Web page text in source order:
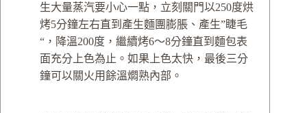
生大量蒸汽要小心一點，立刻關門以250度烘
烤5分鐘左右直到產生麵團膨脹、產生”睫毛
“，降溫200度，繼續烤6～8分鐘直到麵包表
面充分上色為止。如果上色太快，最後三分
鐘可以關火用餘溫燜熟內部。